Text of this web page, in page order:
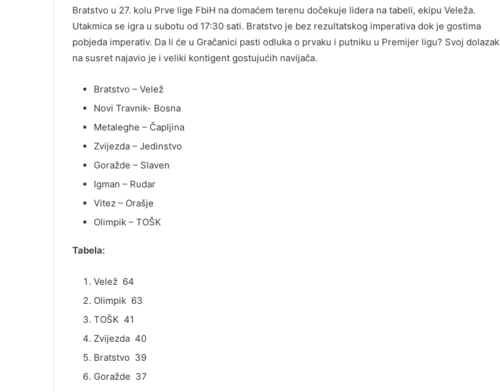
Bratstvo u 27. kolu Prve lige FbiH na domaćem terenu dočekuje lidera na tabeli, ekipu Veleža.
Utakmica se igra u subotu od 17:30 sati. Bratstvo je bez rezultatskog imperativa dok je gostima
pobjeda imperativ. Da li će u Gračanici pasti odluka o prvaku i putniku u Premijer ligu? Svoj dolazak
na susret najavio je i veliki kontigent gostujućih navijača.
Bratstvo – Velež
Novi Travnik- Bosna
Metaleghe – Čapljina
Zvijezda – Jedinstvo
Goražde – Slaven
Igman – Rudar
Vitez – Orašje
Olimpik – TOŠK
Tabela:
Velež 64
Olimpik 63
TOŠK 41
Zvijezda 40
Bratstvo 39
Goražde 37